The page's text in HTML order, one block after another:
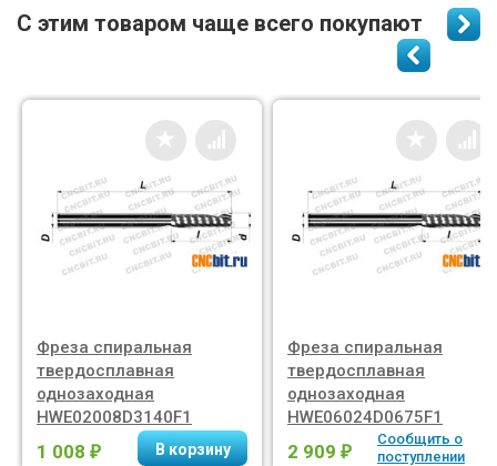
С этим товаром чаще всего покупают
Фреза спиральная
твердосплавная
однозаходная
HWE02008D3140F1
1 008 ₽
Фреза спиральная
твердосплавная
однозаходная
HWE06024D0675F1
2 909 ₽
Сообщить о
поступлении